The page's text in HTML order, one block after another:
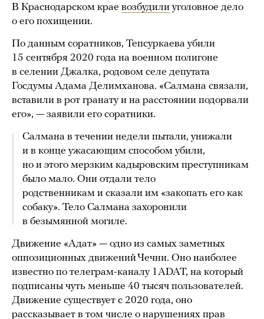
В Краснодарском крае возбудили уголовное дело
о его похищении.
По данным соратников, Тепсуркаева убили
15 сентября 2020 года на военном полигоне
в селении Джалка, родовом селе депутата
Госдумы Адама Делимханова. «Салмана связали,
вставили в рот гранату и на расстоянии подорвали
его», — заявили его соратники.
Салмана в течении недели пытали, унижали
и в конце ужасающим способом убили,
но и этого мерзким кадыровским преступникам
было мало. Они отдали тело
родственникам и сказали им «закопать его как
собаку». Тело Салмана захоронили
в безымянной могиле.
Движение «Адат» — одно из самых заметных
оппозиционных движений Чечни. Оно наиболее
известно по телеграм-каналу 1ADAT, на который
подписаны чуть меньше 40 тысяч пользователей.
Движение существует с 2020 года, оно
рассказывает в том числе о нарушениях прав